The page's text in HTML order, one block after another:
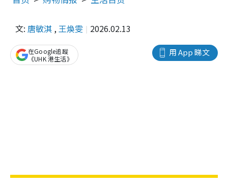
文: 唐敏淇 ,王煥雯 2026.02.13
用 App 睇文
在Google追蹤
《UHK 港生活》